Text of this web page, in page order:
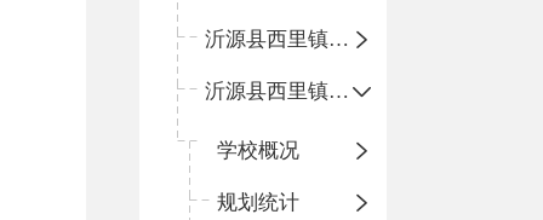
沂源县西里镇柳枝峪回民小学
沂源县西里镇金星完全小学
学校概况
规划统计